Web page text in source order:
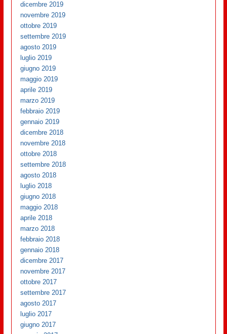
dicembre 2019
novembre 2019
ottobre 2019
settembre 2019
agosto 2019
luglio 2019
giugno 2019
maggio 2019
aprile 2019
marzo 2019
febbraio 2019
gennaio 2019
dicembre 2018
novembre 2018
ottobre 2018
settembre 2018
agosto 2018
luglio 2018
giugno 2018
maggio 2018
aprile 2018
marzo 2018
febbraio 2018
gennaio 2018
dicembre 2017
novembre 2017
ottobre 2017
settembre 2017
agosto 2017
luglio 2017
giugno 2017